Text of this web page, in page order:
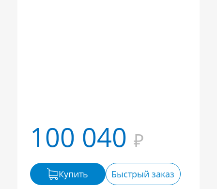
100 040 ₽
Купить Быстрый заказ